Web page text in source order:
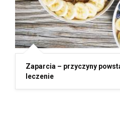
Zaparcia – przyczyny
leczenie